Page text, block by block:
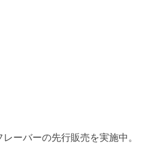
ーバーの先行販売を実施中。